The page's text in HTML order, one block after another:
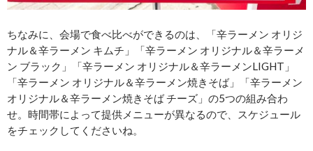
ちなみに、会場で食べ比べができるのは、「辛ラーメン オリジ
ナル＆辛ラーメン キムチ」「辛ラーメン オリジナル＆辛ラーメ
ン ブラック」「辛ラーメン オリジナル＆辛ラーメンLIGHT」
「辛ラーメン オリジナル＆辛ラーメン焼きそば」「辛ラーメン
オリジナル＆辛ラーメン焼きそば チーズ」の5つの組み合わ
せ。時間帯によって提供メニューが異なるので、スケジュール
をチェックしてくださいね。